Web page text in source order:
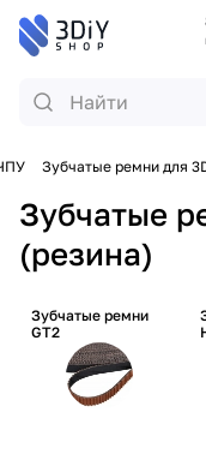
Зубчатые ремни для
Зубчатые
(резина)
Зубчатые ремни
GT2